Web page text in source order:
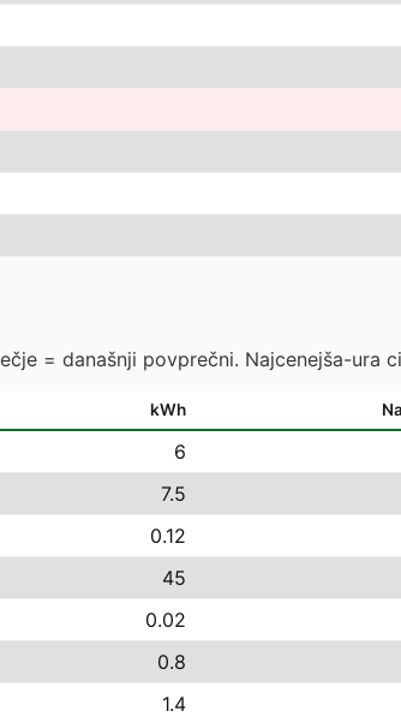
= današnji povprečni. Najcenejša-ura
kWh
6
7.5
0.12
45
0.02
0.8
1.4